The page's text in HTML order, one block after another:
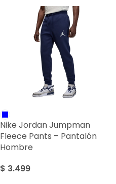
Nike Jordan Jumpman
Fleece Pants – Pantalón
Hombre
$ 3.499